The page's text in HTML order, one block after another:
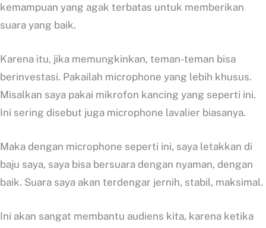
kemampuan yang agak terbatas untuk memberikan
suara yang baik.
Karena itu, jika memungkinkan, teman-teman bisa
berinvestasi. Pakailah microphone yang lebih khusus.
Misalkan saya pakai mikrofon kancing yang seperti ini.
Ini sering disebut juga microphone lavalier biasanya.
Maka dengan microphone seperti ini, saya letakkan di
baju saya, saya bisa bersuara dengan nyaman, dengan
baik. Suara saya akan terdengar jernih, stabil, maksimal.
Ini akan sangat membantu audiens kita, karena ketika